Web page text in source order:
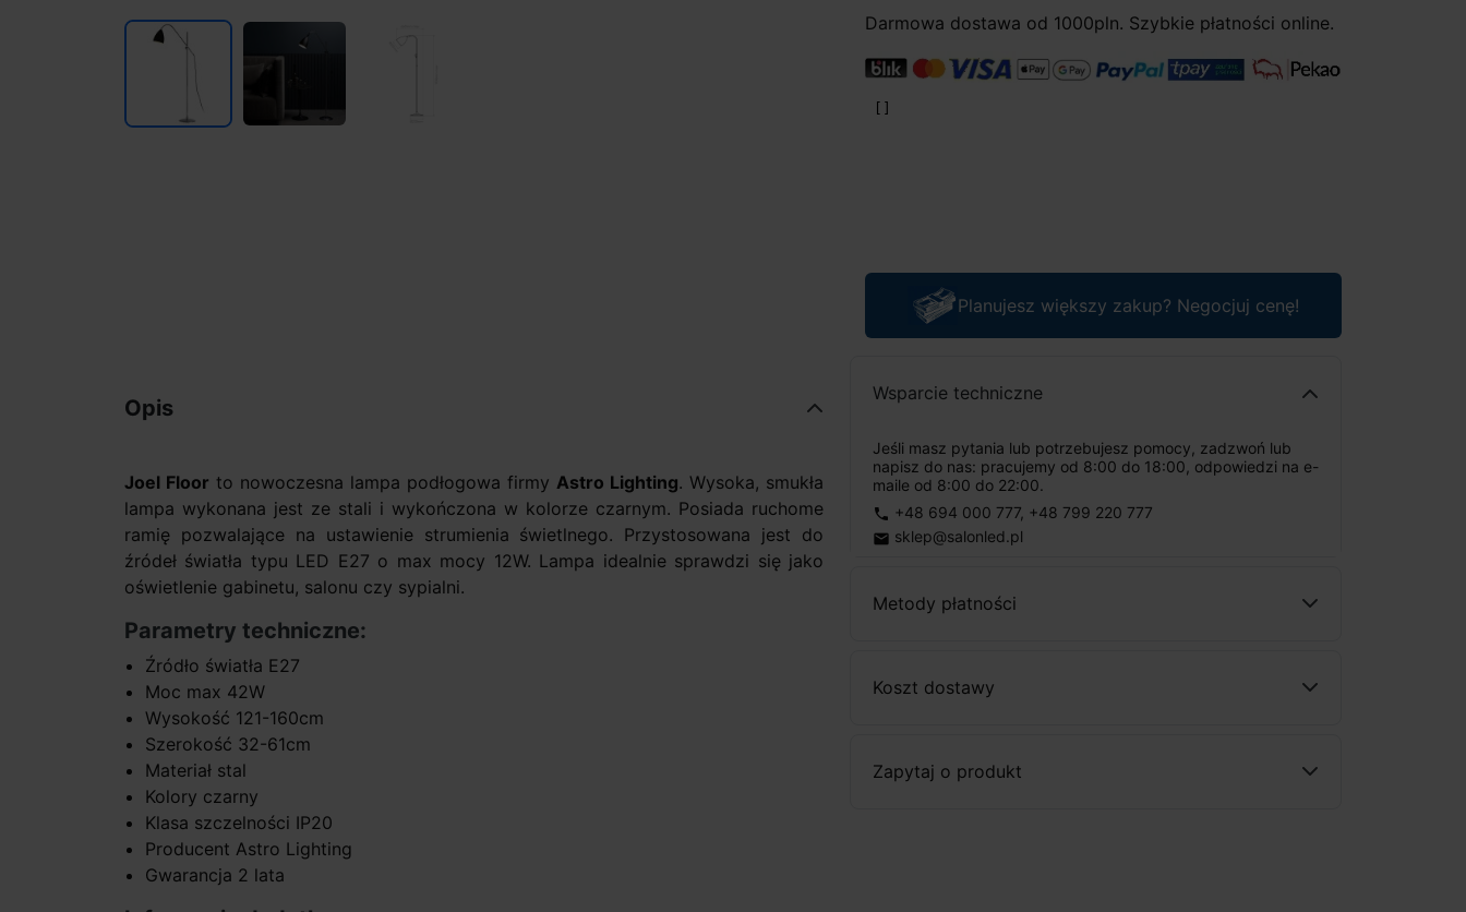
Darmowa dostawa od 1000pln. Szybkie płatności online.
Planujesz większy zakup? Negocjuj cenę!
Wsparcie techniczne
Jeśli masz pytania lub potrzebujesz pomocy, zadzwoń lub
napisz do nas: pracujemy od 8:00 do 18:00, odpowiedzi na e-
maile od 8:00 do 22:00.
phone +48 694 000 777, +48 799 220 777
email sklep@salonled.pl
Metody płatności
Koszt dostawy
Zapytaj o produkt
Opis
Joel Floor to nowoczesna lampa podłogowa firmy Astro Lighting. Wysoka, smukła
lampa wykonana jest ze stali i wykończona w kolorze czarnym. Posiada ruchome
ramię pozwalające na ustawienie strumienia świetlnego. Przystosowana jest do
źródeł światła typu LED E27 o max mocy 12W. Lampa idealnie sprawdzi się jako
oświetlenie gabinetu, salonu czy sypialni.
Parametry techniczne:
Źródło światła E27
Moc max 42W
Wysokość 121-160cm
Szerokość 32-61cm
Materiał stal
Kolory czarny
Klasa szczelności IP20
Producent Astro Lighting
Gwarancja 2 lata